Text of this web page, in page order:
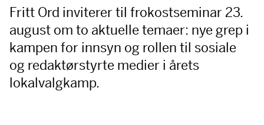
Fritt Ord inviterer til frokostseminar 23.
august om to aktuelle temaer: nye grep i
kampen for innsyn og rollen til sosiale
og redaktørstyrte medier i årets
lokalvalgkamp.